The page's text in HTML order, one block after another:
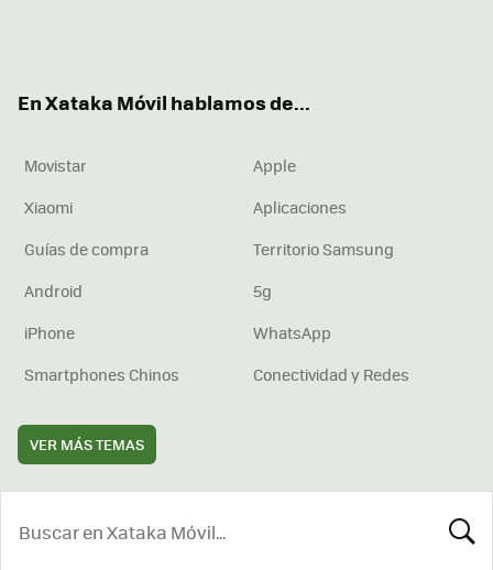
En Xataka Móvil hablamos de...
Movistar
Apple
Xiaomi
Aplicaciones
Guías de compra
Territorio Samsung
Android
5g
iPhone
WhatsApp
Smartphones Chinos
Conectividad y Redes
VER MÁS TEMAS